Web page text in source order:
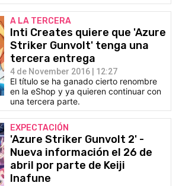
A LA TERCERA
Inti Creates quiere que 'Azure
Striker Gunvolt' tenga una
tercera entrega
4 de November 2016 | 12:27
El título se ha ganado cierto renombre
en la eShop y ya quieren continuar con
una tercera parte.
EXPECTACIÓN
'Azure Striker Gunvolt 2' -
Nueva información el 26 de
abril por parte de Keiji
Inafune